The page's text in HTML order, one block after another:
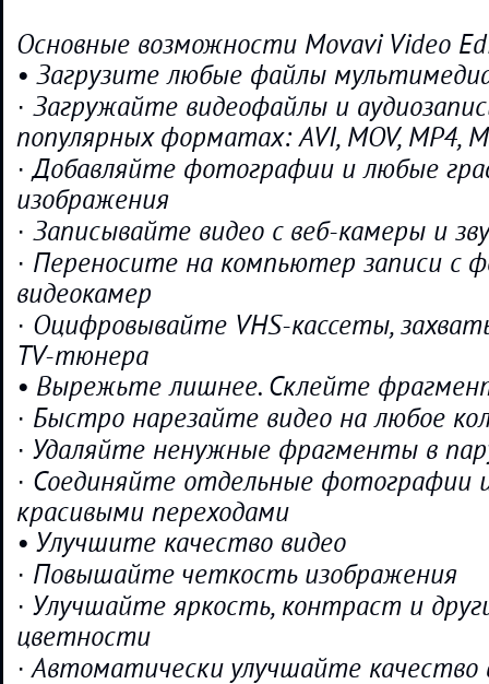
Основные возможности Movavi Video
• Загрузите любые файлы
· Загружайте видеофайлы и
популярных форматах: AVI, MOV, MP4,
· Добавляйте фотографии и любые
изображения
· Записывайте видео с веб-камеры и
· Переносите на компьютер записи с
видеокамер
· Оцифровывайте VHS-кассеты,
TV-тюнера
• Вырежьте лишнее. Склейте
· Быстро нарезайте видео на любое
· Удаляйте ненужные фрагменты в
· Соединяйте отдельные фотографии
красивыми переходами
• Улучшите качество видео
· Повышайте четкость изображения
· Улучшайте яркость, контраст и
цветности
· Автоматически улучшайте